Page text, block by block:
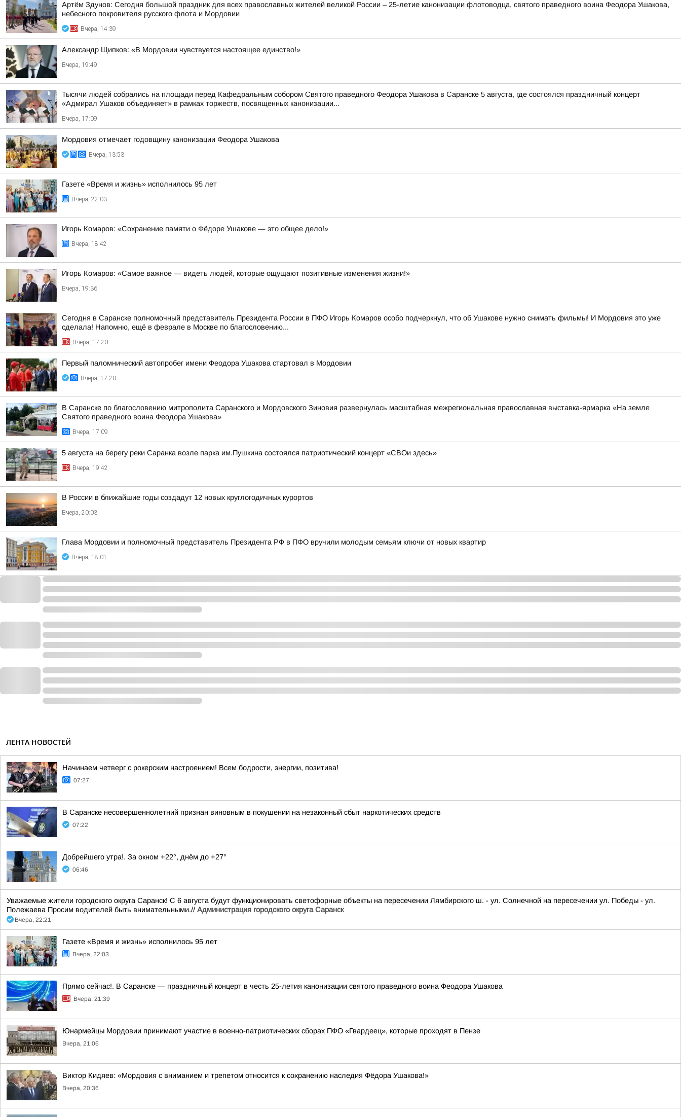
Артём Здунов: Сегодня большой праздник для всех православных жителей великой России – 25-летие канонизации флотоводца, святого праведного воина Феодора Ушакова,
небесного покровителя русского флота и Мордовии
Вчера, 14:39
Александр Щипков: «В Мордовии чувствуется настоящее единство!»
Вчера, 19:49
Тысячи людей собрались на площади перед Кафедральным собором Святого праведного Феодора Ушакова в Саранске 5 августа, где состоялся праздничный концерт
«Адмирал Ушаков объединяет» в рамках торжеств, посвященных канонизации...
Вчера, 17:09
Мордовия отмечает годовщину канонизации Феодора Ушакова
Вчера, 13:53
Газете «Время и жизнь» исполнилось 95 лет
Вчера, 22:03
Игорь Комаров: «Сохранение памяти о Фёдоре Ушакове — это общее дело!»
Вчера, 18:42
Игорь Комаров: «Самое важное — видеть людей, которые ощущают позитивные изменения жизни!»
Вчера, 19:36
Сегодня в Саранске полномочный представитель Президента России в ПФО Игорь Комаров особо подчеркнул, что об Ушакове нужно снимать фильмы! И Мордовия это уже
сделала! Напомню, ещё в феврале в Москве по благословению...
Вчера, 17:20
Первый паломнический автопробег имени Феодора Ушакова стартовал в Мордовии
Вчера, 17:20
В Саранске по благословению митрополита Саранского и Мордовского Зиновия развернулась масштабная межрегиональная православная выставка-ярмарка «На земле
Святого праведного воина Феодора Ушакова»
Вчера, 17:09
5 августа на берегу реки Саранка возле парка им.Пушкина состоялся патриотический концерт «СВОи здесь»
Вчера, 19:42
В России в ближайшие годы создадут 12 новых круглогодичных курортов
Вчера, 20:03
Глава Мордовии и полномочный представитель Президента РФ в ПФО вручили молодым семьям ключи от новых квартир
Вчера, 18:01
ЛЕНТА НОВОСТЕЙ
Начинаем четверг с рокерским настроением! Всем бодрости, энергии, позитива!
07:27
В Саранске несовершеннолетний признан виновным в покушении на незаконный сбыт наркотических средств
07:22
Добрейшего утра!. За окном +22°, днём до +27°
06:46
Уважаемые жители городского округа Саранск! С 6 августа будут функционировать светофорные объекты на пересечении Лямбирского ш. - ул. Солнечной на пересечении ул. Победы - ул.
Полежаева Просим водителей быть внимательными.// Администрация городского округа Саранск
Вчера, 22:21
Газете «Время и жизнь» исполнилось 95 лет
Вчера, 22:03
Прямо сейчас!. В Саранске — праздничный концерт в честь 25-летия канонизации святого праведного воина Феодора Ушакова
Вчера, 21:39
Юнармейцы Мордовии принимают участие в военно-патриотических сборах ПФО «Гвардеец», которые проходят в Пензе
Вчера, 21:06
Виктор Кидяев: «Мордовия с вниманием и трепетом относится к сохранению наследия Фёдора Ушакова!»
Вчера, 20:36